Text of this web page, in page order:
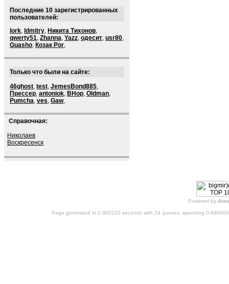
Последние 10 зарегистрированных
пользователей:
lork, ldmitry, Никита Тихонов,
qwerty51, Zhanna, Yazz, одесит, usr80,
Guasho, Козак Рог,
Только что были на сайте:
46ghost, test, JemesBond885,
Прессер, antoniok, BHop, Oldman,
Pumcha, ves, Gaw,
Справочная:
Николаев
Воскресенск
Powered by
Page generated in 0.900220 seconds with 24 queries, spending